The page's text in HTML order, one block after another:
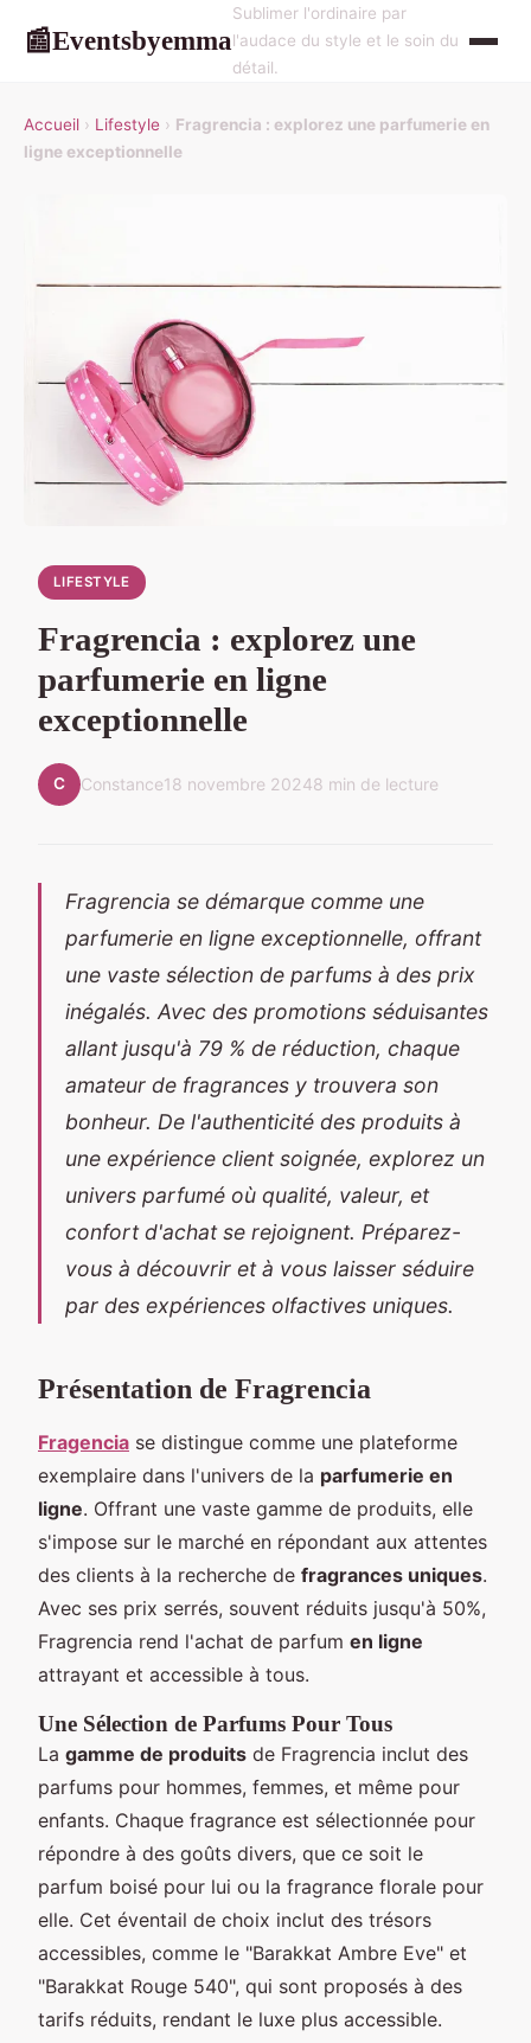
📰Eventsbyemma
Sublimer l'ordinaire par
l'audace du style et le soin du
détail.
Accueil › Lifestyle › Fragrencia : explorez une parfumerie en
ligne exceptionnelle
LIFESTYLE
Fragrencia : explorez une
parfumerie en ligne
exceptionnelle
C Constance18 novembre 20248 min de lecture
Fragrencia se démarque comme une
parfumerie en ligne exceptionnelle, offrant
une vaste sélection de parfums à des prix
inégalés. Avec des promotions séduisantes
allant jusqu'à 79 % de réduction, chaque
amateur de fragrances y trouvera son
bonheur. De l'authenticité des produits à
une expérience client soignée, explorez un
univers parfumé où qualité, valeur, et
confort d'achat se rejoignent. Préparez-
vous à découvrir et à vous laisser séduire
par des expériences olfactives uniques.
Présentation de Fragrencia
Fragencia se distingue comme une plateforme
exemplaire dans l'univers de la parfumerie en
ligne. Offrant une vaste gamme de produits, elle
s'impose sur le marché en répondant aux attentes
des clients à la recherche de fragrances uniques.
Avec ses prix serrés, souvent réduits jusqu'à 50%,
Fragrencia rend l'achat de parfum en ligne
attrayant et accessible à tous.
Une Sélection de Parfums Pour Tous
La gamme de produits de Fragrencia inclut des
parfums pour hommes, femmes, et même pour
enfants. Chaque fragrance est sélectionnée pour
répondre à des goûts divers, que ce soit le
parfum boisé pour lui ou la fragrance florale pour
elle. Cet éventail de choix inclut des trésors
accessibles, comme le "Barakkat Ambre Eve" et
"Barakkat Rouge 540", qui sont proposés à des
tarifs réduits, rendant le luxe plus accessible.